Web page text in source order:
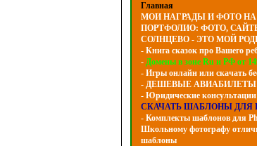
Главная
МОИ НАГРАДЫ И ФОТО
ПОРТФОЛИО: ФОТО,
СОЛНЦЕВО - ЭТО МОЙ
- Книга сказок про Вашего
- Домены в зоне Ru и РФ от
- Игры онлайн или скачать
- ДЕШЕВЫЕ АВИАБИЛЕТЫ
- Юридические консультации
СКАЧАТЬ ШАБЛОНЫ ДЛЯ
- Комплекты шаблонов для
Школьному фотографу
шаблоны